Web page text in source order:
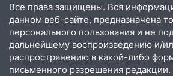
Все права защищены. Вся
данном веб-сайте, предназначена
персонального пользования и не
дальнейшему воспроизведению и/
распространению в какой-либо
письменного разрешения редакции.